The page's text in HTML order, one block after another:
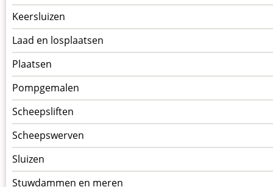
Keersluizen
Laad en losplaatsen
Plaatsen
Pompgemalen
Scheepsliften
Scheepswerven
Sluizen
Stuwdammen en meren